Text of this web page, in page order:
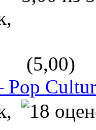
(5,00)